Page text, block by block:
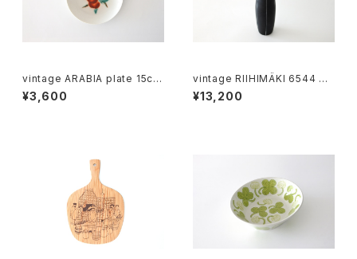
vintage ARABIA plate 15cm
/ オールドアラビア パン皿 15c
m
¥3,600
vintage RIIHIMÄKI 6544 gl
ass vase / ヴィンテージ リー
ヒマキ ガラス フラワーベース
¥13,200